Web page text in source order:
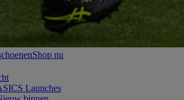
Shop nu
Launches